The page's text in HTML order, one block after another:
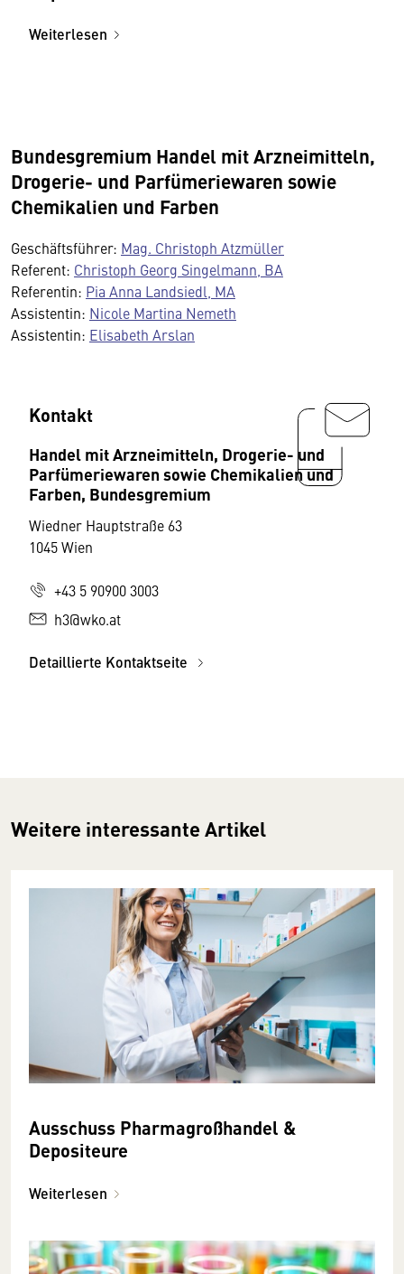
Weiterlesen
Bundesgremium Handel mit Arzneimitteln,
Drogerie- und Parfümeriewaren sowie
Chemikalien und Farben
Geschäftsführer: Mag. Christoph Atzmüller
Referent: Christoph Georg Singelmann, BA
Referentin: Pia Anna Landsiedl, MA
Assistentin: Nicole Martina Nemeth
Assistentin: Elisabeth Arslan
Kontakt
Handel mit Arzneimitteln, Drogerie- und
Parfümeriewaren sowie Chemikalien und
Farben, Bundesgremium
Wiedner Hauptstraße 63
1045 Wien
+43 5 90900 3003
h3@wko.at
Detaillierte Kontaktseite
Weitere interessante Artikel
Ausschuss Pharmagroßhandel &
Depositeure
Weiterlesen